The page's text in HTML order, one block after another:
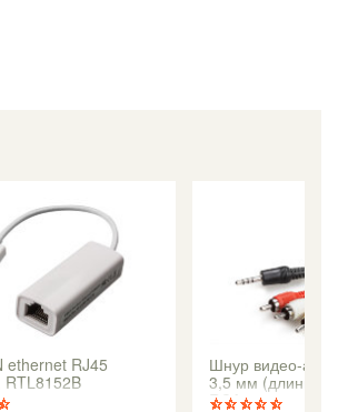
ethernet RJ45
RTL8152B
Шнур видео-
3,5 мм
RCA, 1,0м